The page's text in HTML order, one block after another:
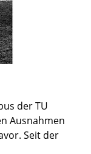
der TU
Ausnahmen
Seit der